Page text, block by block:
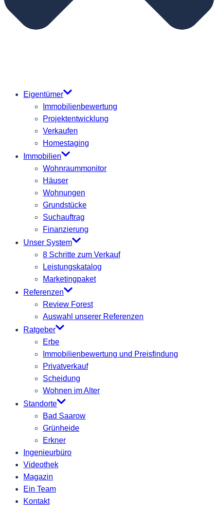
Eigentümer
Immobilienbewertung
Projektentwicklung
Verkaufen
Homestaging
Immobilien
Wohnraummonitor
Häuser
Wohnungen
Grundstücke
Suchauftrag
Finanzierung
Unser System
8 Schritte zum Verkauf
Leistungskatalog
Marketingpaket
Referenzen
Review Forest
Auswahl unserer Referenzen
Ratgeber
Erbe
Immobilienbewertung und Preisfindung
Privatverkauf
Scheidung
Wohnen im Alter
Standorte
Bad Saarow
Grünheide
Erkner
Ingenieurbüro
Videothek
Magazin
Ein Team
Kontakt